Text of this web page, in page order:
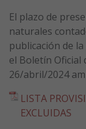
El plazo de
naturales
publicación de
el Boletín Oficial
26/abril/2024
LISTA
EXCLUIDAS